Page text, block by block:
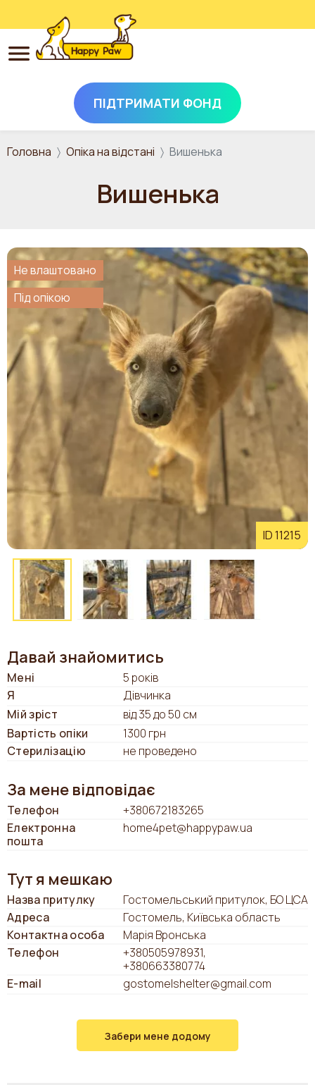
Перейти до основного вмісту
ПІДТРИМАТИ ФОНД
Головна Опіка на відстані Вишенька
Вишенька
ID 11215
Не влаштовано
Під опікою
Давай знайомитись
Мені
5 років
Я
Дівчинка
Мій зріст
від 35 до 50 см
Вартість опіки
1300 грн
Стерилізацію
не проведено
За мене відповідає
Телефон
+380672183265
Електронна
пошта
home4pet@happypaw.ua
Тут я мешкаю
Назва притулку
Гостомельський притулок, БО ЦСА
Адреса
Гостомель, Київська область
Контактна особа
Марія Вронська
Телефон
+380505978931
+380663380774
E-mail
gostomelshelter@gmail.com
Забери мене додому